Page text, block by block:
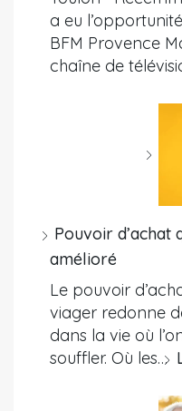
a eu
BFM Provence
chaîne de
Pouvoir d’achat
amélioré
Le pouvoir
viager redonne
dans la vie où
souffler. Où les…